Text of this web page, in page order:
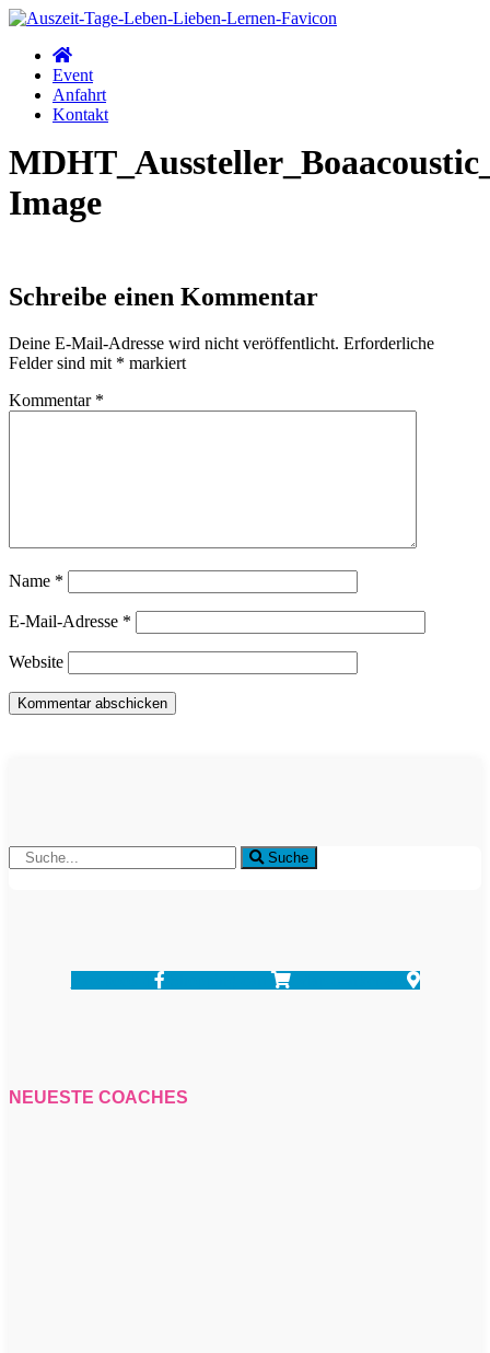
Zum
wechseln
Event
Anfahrt
Kontakt
Image
Schreibe einen Kommentar
Deine E-Mail-Adresse wird nicht veröffentlicht. Erforderliche
Felder sind mit * markiert
Kommentar *
Name *
E-Mail-Adresse *
Website
Suche
NEUESTE COACHES